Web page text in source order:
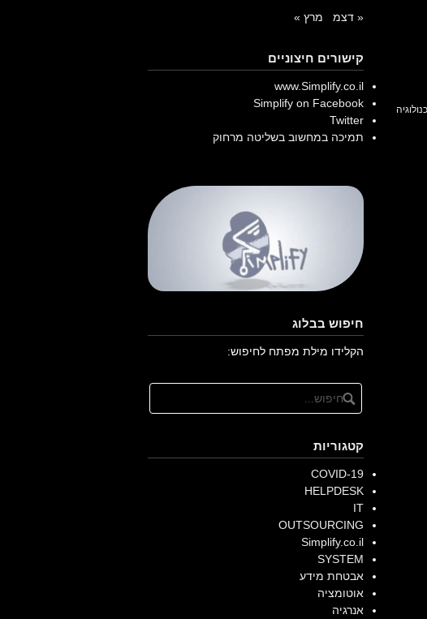
« דצמ מרץ »
קישורים חיצוניים
www.Simplify.co.il
Simplify on Facebook
Twitter
תמיכה במחשוב בשליטה מרחוק
חיפוש בבלוג
הקלידו מילת מפתח לחיפוש:
קטגוריות
COVID-19
HELPDESK
IT
OUTSOURCING
Simplify.co.il
SYSTEM
אבטחת מידע
אוטומציה
אנרגיה